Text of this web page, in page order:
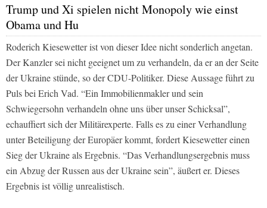
Trump und Xi spielen nicht Monopoly wie einst
Obama und Hu
Roderich Kiesewetter ist von dieser Idee nicht sonderlich angetan.
Der Kanzler sei nicht geeignet um zu verhandeln, da er an der Seite
der Ukraine stünde, so der CDU-Politiker. Diese Aussage führt zu
Puls bei Erich Vad. “Ein Immobilienmakler und sein
Schwiegersohn verhandeln ohne uns über unser Schicksal”,
echauffiert sich der Militärexperte. Falls es zu einer Verhandlung
unter Beteiligung der Europäer kommt, fordert Kiesewetter einen
Sieg der Ukraine als Ergebnis. “Das Verhandlungsergebnis muss
ein Abzug der Russen aus der Ukraine sein”, äußert er. Dieses
Ergebnis ist völlig unrealistisch.